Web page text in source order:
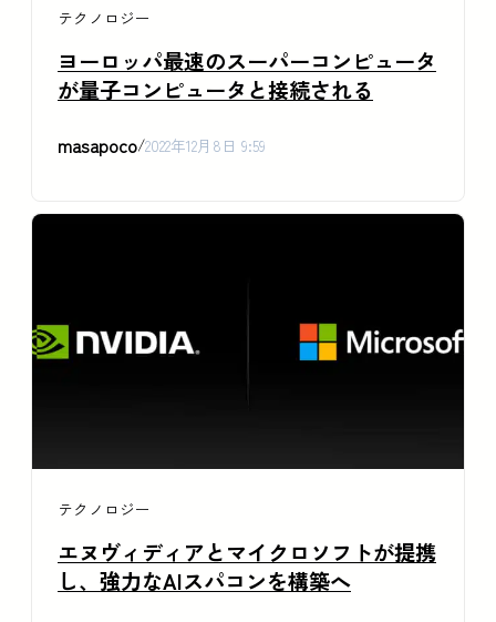
テクノロジー
ヨーロッパ最速のスーパーコンピュータ
が量子コンピュータと接続される
masapoco/2022年12月8日 9:59
テクノロジー
エヌヴィディアとマイクロソフトが提携
し、強力なAIスパコンを構築へ